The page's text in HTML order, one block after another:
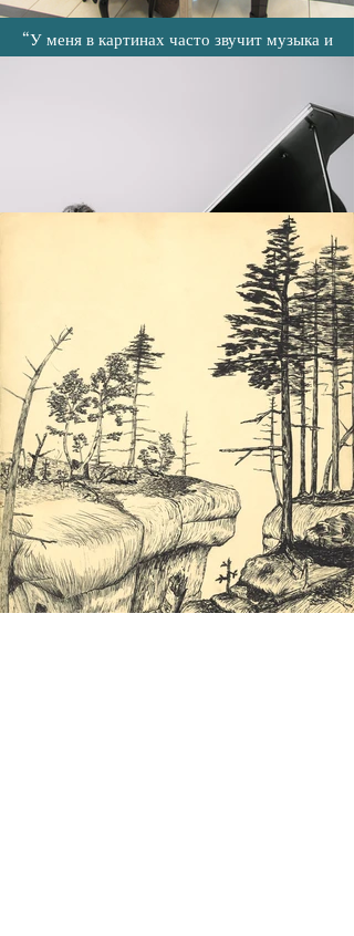
“У меня в картинах часто звучит музыка и
появляются образы, когда я играю. В каждом
танец, театр, скульптура или архитектура,
присутствует тот же принцип баланса,
движения и гармонии... истинная суть